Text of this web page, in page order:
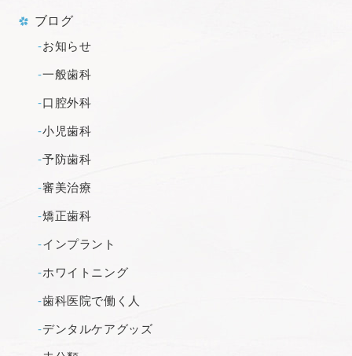
ブログ
お知らせ
一般歯科
口腔外科
小児歯科
予防歯科
審美治療
矯正歯科
インプラント
ホワイトニング
歯科医院で働く人
デンタルケアグッズ